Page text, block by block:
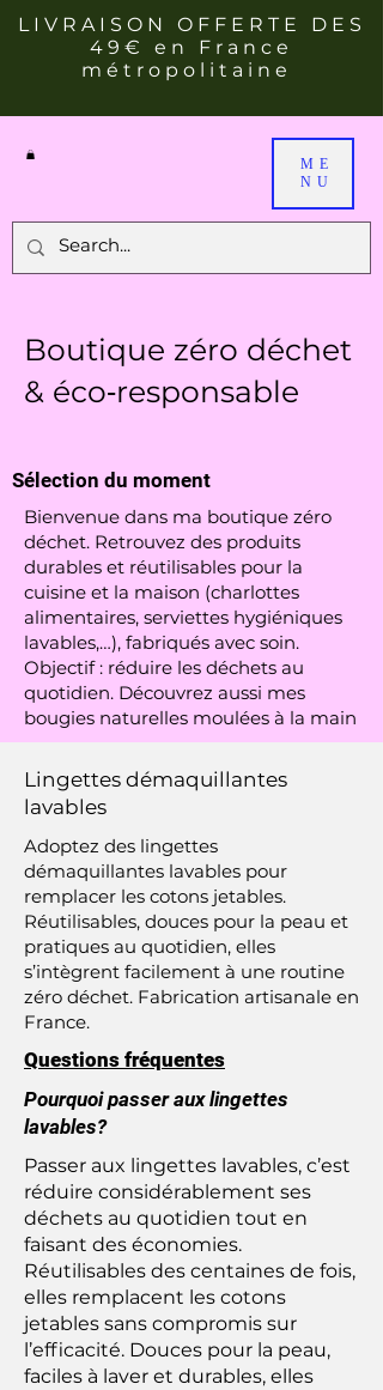
LIVRAISON OFFERTE DES
49€ en France
métropolitaine
ME
NU
Sélection du moment
Boutique zéro déchet
& éco‑responsable
Bienvenue dans ma boutique zéro
déchet. Retrouvez des produits
durables et réutilisables pour la
cuisine et la maison (charlottes
alimentaires, serviettes hygiéniques
lavables,…), fabriqués avec soin.
Objectif : réduire les déchets au
quotidien. Découvrez aussi mes
bougies naturelles moulées à la main
Lingettes démaquillantes
lavables
Adoptez des lingettes
démaquillantes lavables pour
remplacer les cotons jetables.
Réutilisables, douces pour la peau et
pratiques au quotidien, elles
s’intègrent facilement à une routine
zéro déchet. Fabrication artisanale en
France.
Questions fréquentes
Pourquoi passer aux lingettes
lavables?
Passer aux lingettes lavables, c’est
réduire considérablement ses
déchets au quotidien tout en
faisant des économies.
Réutilisables des centaines de fois,
elles remplacent les cotons
jetables sans compromis sur
l’efficacité. Douces pour la peau,
faciles à laver et durables, elles